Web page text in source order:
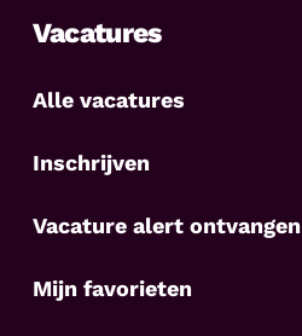
Vacatures
Alle vacatures
Inschrijven
Vacature alert ontvangen
Mijn favorieten